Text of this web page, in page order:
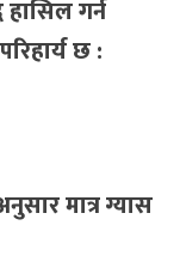
हासिल गर्न
छ :
मात्र ग्यास